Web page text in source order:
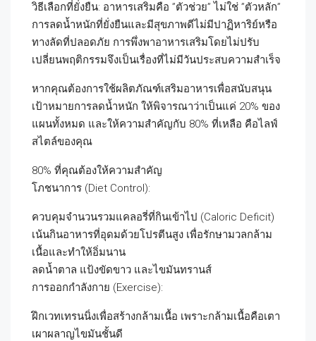
วิธีเลือกที่ยั่งยืน: อาหารเสริมคือ ”ตัวช่วย” ไม่ใช่ ”ตัวหลัก”
การลดน้ำหนักที่ยั่งยืนและมีสุขภาพดีไม่มีปาฏิหาริย์หรือ
ทางลัดที่ปลอดภัย การพึ่งพาอาหารเสริมโดยไม่ปรับ
เปลี่ยนพฤติกรรมจึงเป็นเรื่องที่ไม่มีวันประสบความสำเร็จ
หากคุณต้องการใช้ผลิตภัณฑ์เสริมอาหารเพื่อสนับสนุน
เป้าหมายการลดน้ำหนัก ให้พิจารณาว่าเป็นแค่ 20% ของ
แผนทั้งหมด และให้ความสำคัญกับ 80% ที่เหลือ คือไลฟ์
สไตล์ของคุณ
80% ที่คุณต้องให้ความสำคัญ
โภชนาการ (Diet Control):
ควบคุมจำนวนรวมแคลอรี่ที่กินเข้าไป (Caloric Deficit)
เน้นกินอาหารที่อุดมด้วยโปรตีนสูง เพื่อรักษามวลกล้าม
เนื้อและทำให้อิ่มนาน
ลดน้ำตาล แป้งขัดขาว และไขมันทรานส์
การออกกำลังกาย (Exercise):
ฝึกเวทเทรนนิ่งเพื่อสร้างกล้ามเนื้อ เพราะกล้ามเนื้อคือเตา
เผาผลาญไขมันชั้นดี